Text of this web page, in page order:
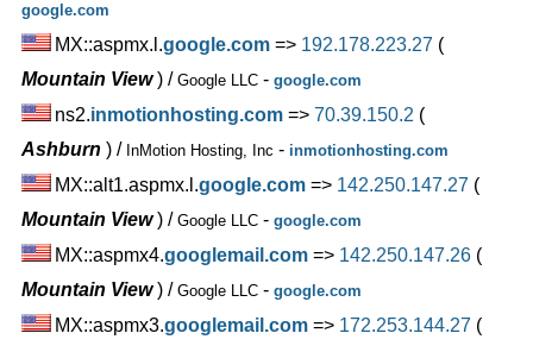
google.com
MX::aspmx.l.google.com => 192.178.223.27 (
Mountain View) / Google LLC - google.com
ns2.inmotionhosting.com => 70.39.150.2 (
Ashburn ) / InMotion Hosting, Inc - inmotionhosting.com
MX::alt1.aspmx.l.google.com => 142.250.147.27 (
Mountain View) / Google LLC - google.com
MX::aspmx4.googlemail.com => 142.250.147.26 (
Mountain View) / Google LLC - google.com
MX::aspmx3.googlemail.com => 172.253.144.27 (